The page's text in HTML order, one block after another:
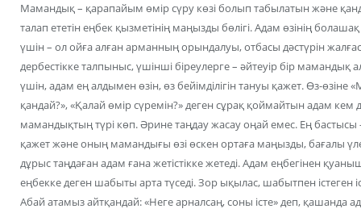
Мамандық – қарапайым өмір сүру көзі болып табылатын және
талап ететін еңбек қызметінің маңызды бөлігі. Адам өзінің
үшін – ол ойға алған арманның орындалуы, отбасы дәстүрін
дербестікке талпыныс, үшінші біреулерге – әйтеуір бір
үшін, адам ең алдымен өзін, өз бейімділігін тануы қажет. Өз-өзіне
қандай?», «Қалай өмір сүремін?» деген сұрақ қоймайтын адам
мамандықтың түрі көп. Әрине таңдау жасау оңай емес. Ең бастысы
қажет және оның мамандығы өзі өскен ортаға маңызды, бағалы
дұрыс таңдаған адам ғана жетістікке жетеді. Адам еңбегінен
еңбекке деген шабыты арта түседі. Зор ықылас, шабытпен істеген іс
Абай атамыз айтқандай: «Неге арналсаң, соны істе» деп, қашанда